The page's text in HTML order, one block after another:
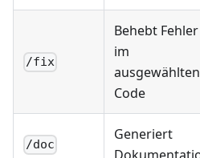
/fix
Behebt Fehler
im
ausgewählten
Code
/doc
Generiert